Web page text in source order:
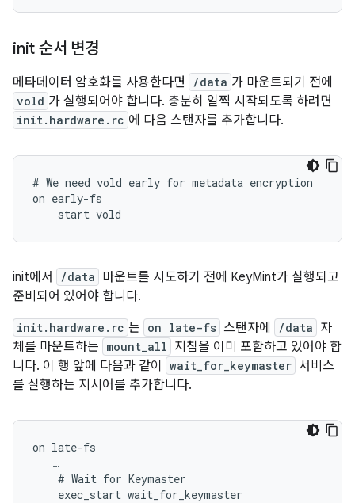
init 순서 변경
메타데이터 암호화를 사용한다면 /data 가 마운트되기 전에
vold 가 실행되어야 합니다. 충분히 일찍 시작되도록 하려면
init.hardware.rc 에 다음 스탠자를 추가합니다.
# We need vold early for metadata encryption
on early-fs
    start vold
init에서 /data 마운트를 시도하기 전에 KeyMint가 실행되고
준비되어 있어야 합니다.
init.hardware.rc 는 on late-fs 스탠자에 /data 자
체를 마운트하는 mount_all 지침을 이미 포함하고 있어야 합
니다. 이 행 앞에 다음과 같이
wait_for_keymaster 서비스
를 실행하는 지시어를 추가합니다.
on
…
# Wait for
exec_start wait_for_keymaster